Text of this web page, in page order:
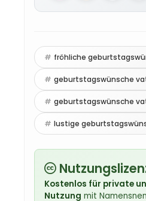
fröhliche
geburtstagswünsche
geburtstagswünsche
lustige
Kostenlos für private
Nutzung mit